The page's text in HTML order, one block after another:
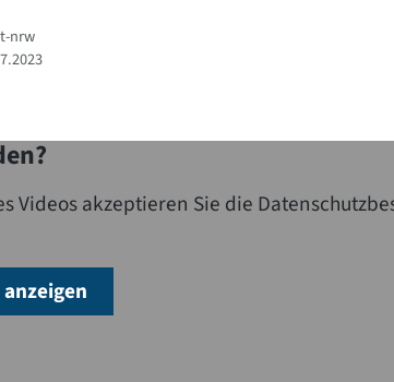
nrw
Videos akzeptieren Sie die
Zustimmen & Video anzeigen